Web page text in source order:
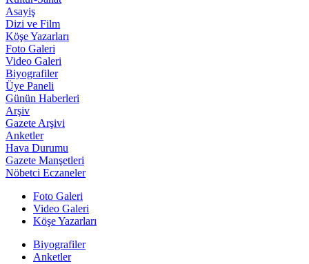
Asayiş
Dizi ve Film
Köşe Yazarları
Foto Galeri
Video Galeri
Biyografiler
Üye Paneli
Günün Haberleri
Arşiv
Gazete Arşivi
Anketler
Hava Durumu
Gazete Manşetleri
Nöbetci Eczaneler
Foto Galeri
Video Galeri
Köşe Yazarları
Biyografiler
Anketler